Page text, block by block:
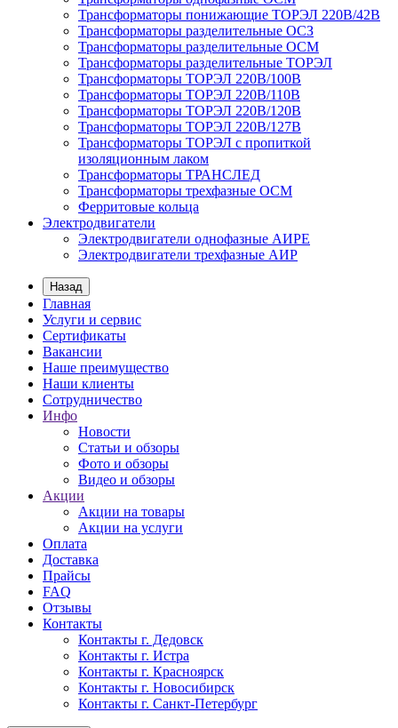
Трансформаторы понижающие ТОРЭЛ 220В/42В
Трансформаторы разделительные ОСЗ
Трансформаторы разделительные ОСМ
Трансформаторы разделительные ТОРЭЛ
Трансформаторы ТОРЭЛ 220В/100В
Трансформаторы ТОРЭЛ 220В/110В
Трансформаторы ТОРЭЛ 220В/120В
Трансформаторы ТОРЭЛ 220В/127В
Трансформаторы ТОРЭЛ с пропиткой
изоляционным лаком
Трансформаторы ТРАНСЛЕД
Трансформаторы трехфазные ОСМ
Ферритовые кольца
Электродвигатели
Электродвигатели однофазные АИРЕ
Электродвигатели трехфазные АИР
Назад
Главная
Услуги и сервис
Сертификаты
Вакансии
Наше преимущество
Наши клиенты
Сотрудничество
Инфо
Новости
Статьи и обзоры
Фото и обзоры
Видео и обзоры
Акции
Акции на товары
Акции на услуги
Оплата
Доставка
Прайсы
FAQ
Отзывы
Контакты
Контакты г. Дедовск
Контакты г. Истра
Контакты г. Красноярск
Контакты г. Новосибирск
Контакты г. Санкт-Петербург